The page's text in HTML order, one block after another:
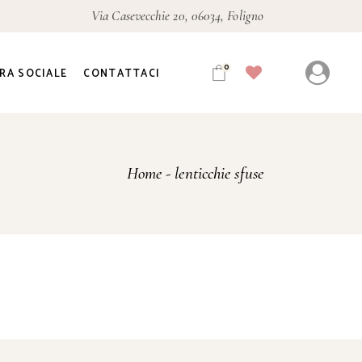
Via Casevecchie 20, 06034, Foligno
SOCIALE CONTATTACI 0
Home lenticchie sfuse